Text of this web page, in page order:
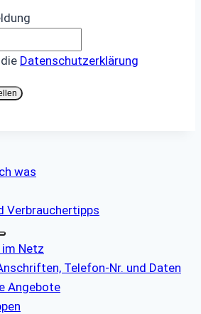
Datenschutzerklärung
was
Verbrauchertipps
Netz
Telefon-Nr. und Daten
Angebote